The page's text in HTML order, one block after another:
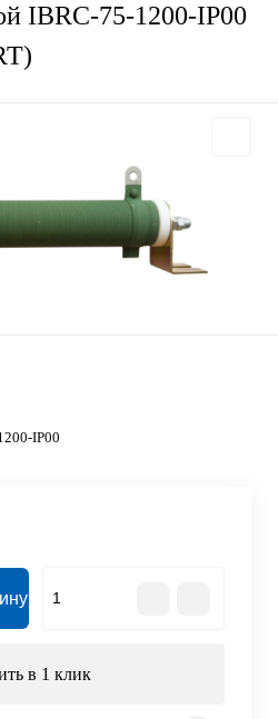
IBRC-75-1200-IP00
IP00
в 1 клик